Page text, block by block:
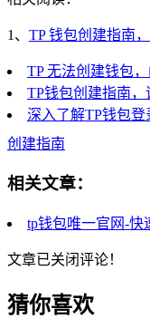
1、 TP 钱包创建指南
TP 无法创建钱包
TP钱包创建指南
深入了解TP钱包
创建指南
相关文章：
tp钱包唯一官网-快
文章已关闭评论！
猜你喜欢